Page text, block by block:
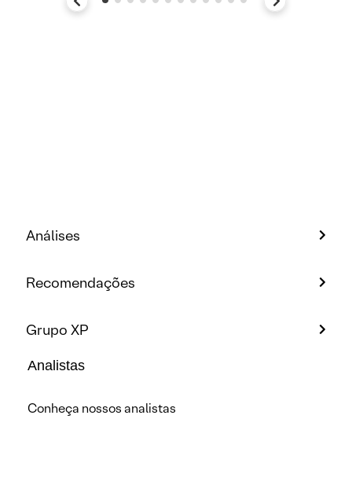
Análises
Recomendações
Grupo XP
Analistas
Conheça nossos analistas